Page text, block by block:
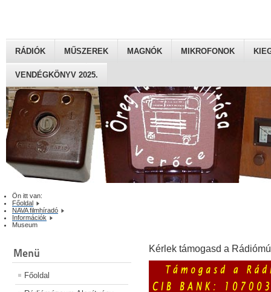
RÁDIÓK MŰSZEREK MAGNÓK MIKROFONOK
VENDÉGKÖNYV 2025.
Ön itt van:
Főoldal
NAVA filmhíradó
Információk
Museum
Menü
Főoldal
Kérlek támogasd a